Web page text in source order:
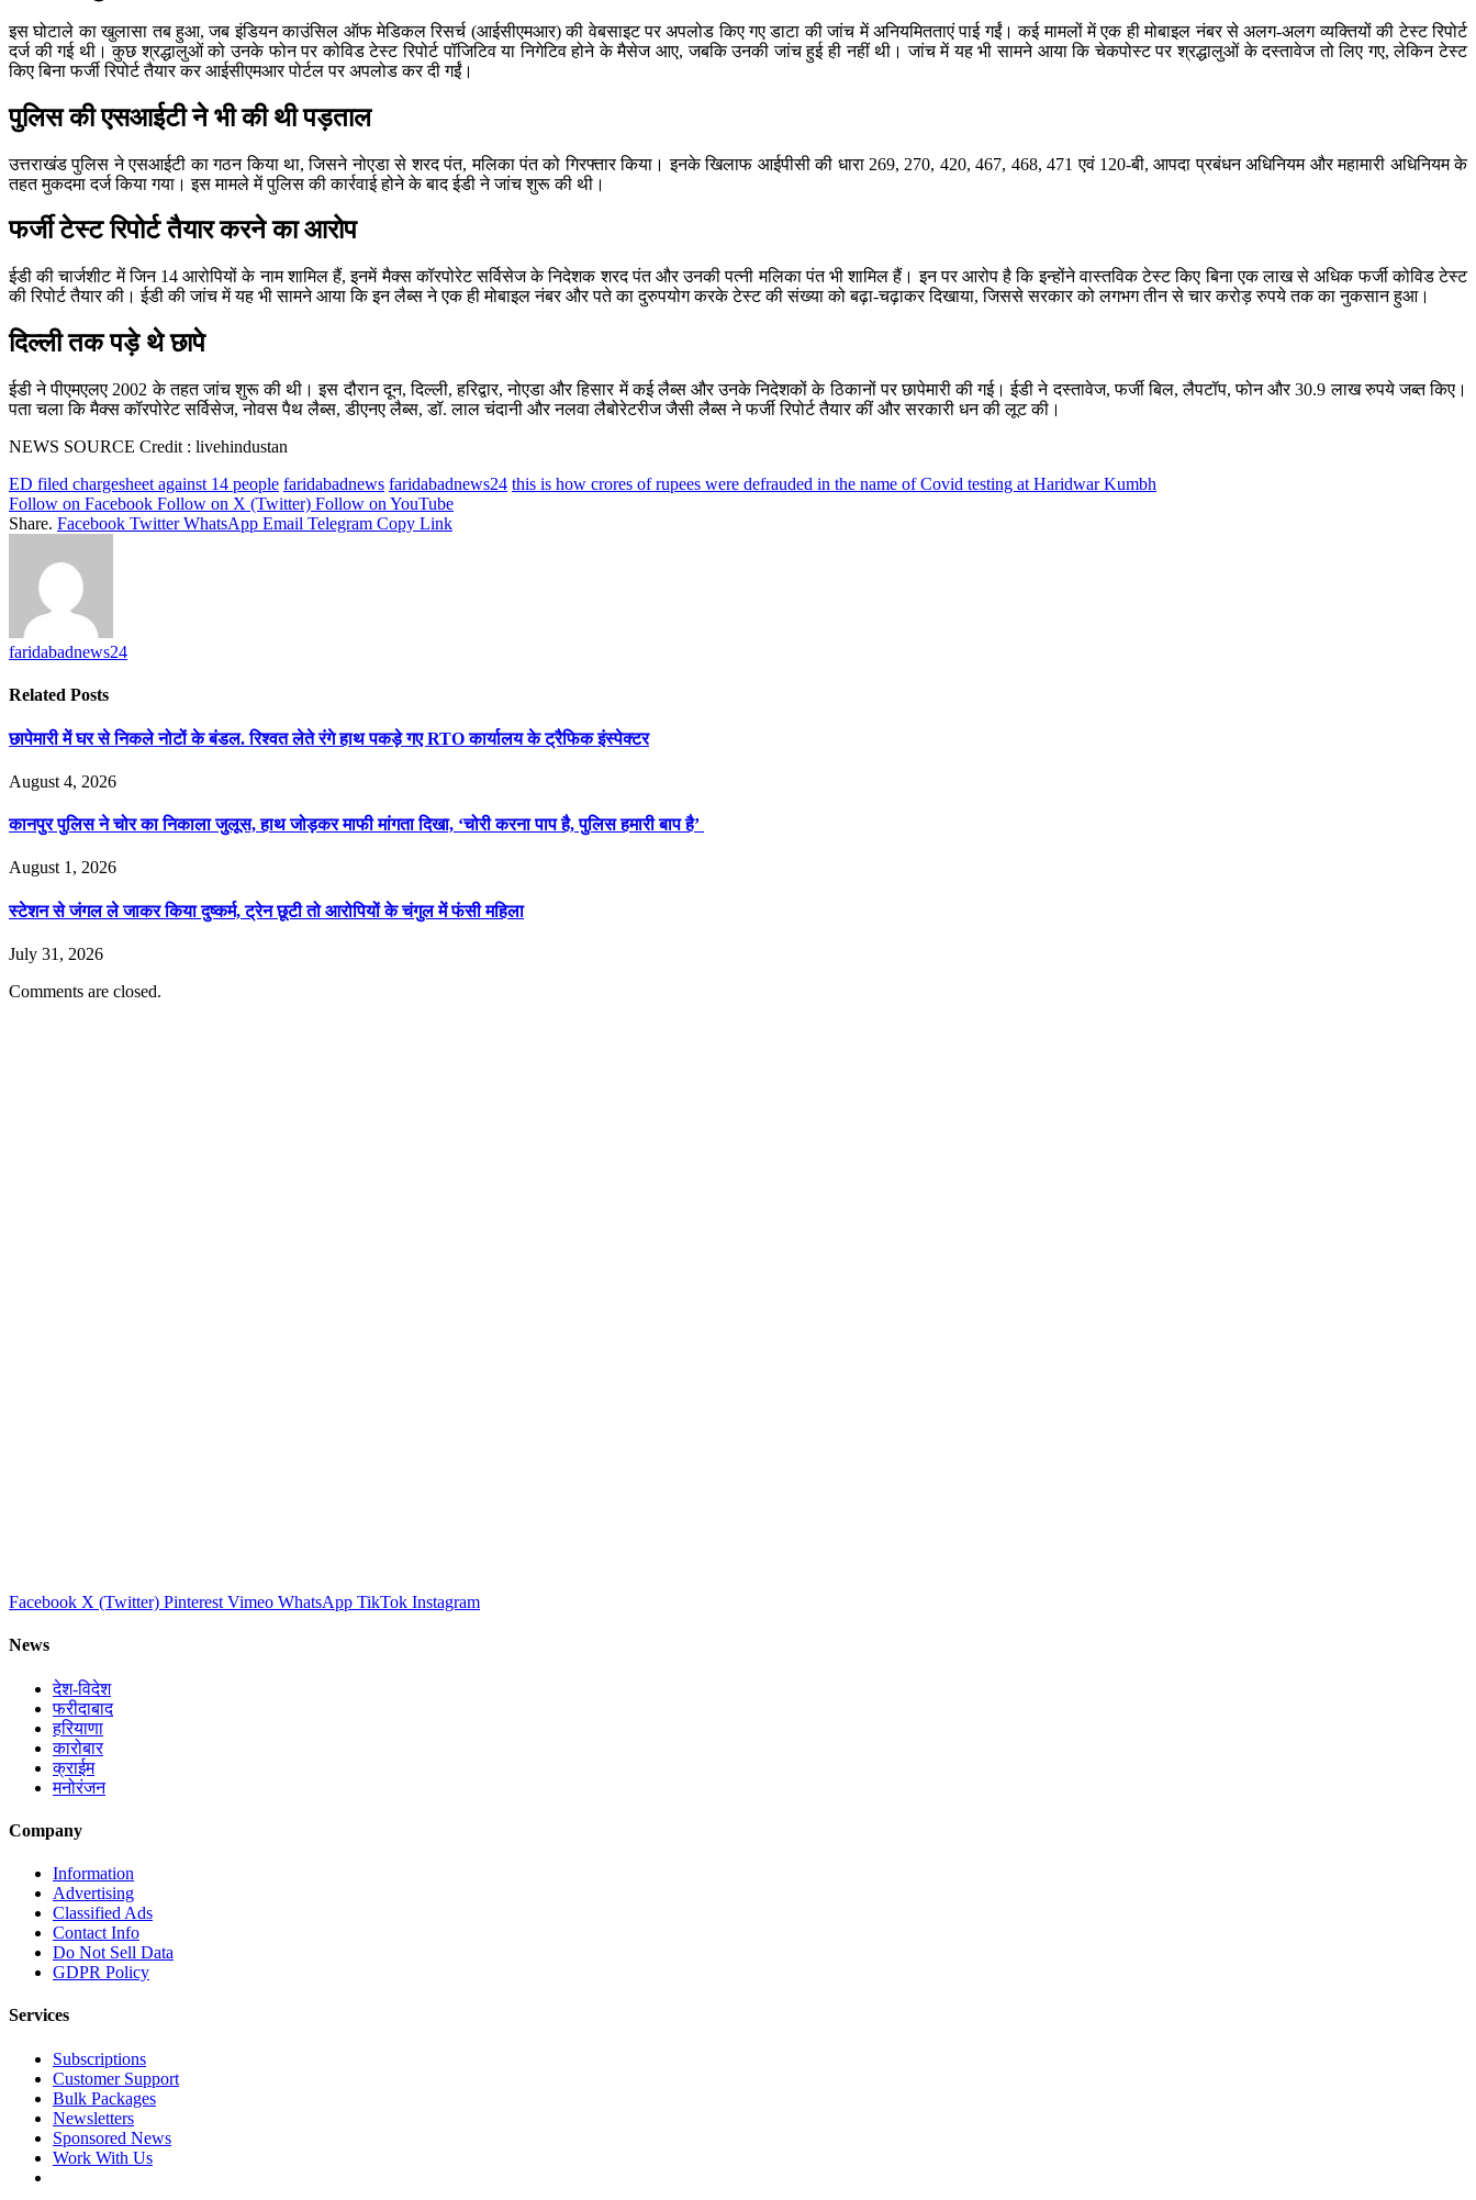
इस घोटाले का खुलासा तब हुआ, जब इंडियन काउंसिल ऑफ मेडिकल रिसर्च (आईसीएमआर) की वेबसाइट पर अपलोड किए गए डाटा की जांच में अनियमितताएं पाई गईं। कई मामलों में एक ही मोबाइल नंबर से अलग-अलग व्यक्तियों की टेस्ट रिपोर्ट
दर्ज की गई थी। कुछ श्रद्धालुओं को उनके फोन पर कोविड टेस्ट रिपोर्ट पॉजिटिव या निगेटिव होने के मैसेज आए, जबकि उनकी जांच हुई ही नहीं थी। जांच में यह भी सामने आया कि चेकपोस्ट पर श्रद्धालुओं के दस्तावेज तो लिए गए, लेकिन टेस्ट
किए बिना फर्जी रिपोर्ट तैयार कर आईसीएमआर पोर्टल पर अपलोड कर दी गईं।
पुलिस की एसआईटी ने भी की थी पड़ताल
उत्तराखंड पुलिस ने एसआईटी का गठन किया था, जिसने नोएडा से शरद पंत, मलिका पंत को गिरफ्तार किया। इनके खिलाफ आईपीसी की धारा 269, 270, 420, 467, 468, 471 एवं 120-बी, आपदा प्रबंधन अधिनियम और महामारी अधिनियम के
तहत मुकदमा दर्ज किया गया। इस मामले में पुलिस की कार्रवाई होने के बाद ईडी ने जांच शुरू की थी।
फर्जी टेस्ट रिपोर्ट तैयार करने का आरोप
ईडी की चार्जशीट में जिन 14 आरोपियों के नाम शामिल हैं, इनमें मैक्स कॉरपोरेट सर्विसेज के निदेशक शरद पंत और उनकी पत्नी मलिका पंत भी शामिल हैं। इन पर आरोप है कि इन्होंने वास्तविक टेस्ट किए बिना एक लाख से अधिक फर्जी कोविड टेस्ट
की रिपोर्ट तैयार की। ईडी की जांच में यह भी सामने आया कि इन लैब्स ने एक ही मोबाइल नंबर और पते का दुरुपयोग करके टेस्ट की संख्या को बढ़ा-चढ़ाकर दिखाया, जिससे सरकार को लगभग तीन से चार करोड़ रुपये तक का नुकसान हुआ।
दिल्ली तक पड़े थे छापे
ईडी ने पीएमएलए 2002 के तहत जांच शुरू की थी। इस दौरान दून, दिल्ली, हरिद्वार, नोएडा और हिसार में कई लैब्स और उनके निदेशकों के ठिकानों पर छापेमारी की गई। ईडी ने दस्तावेज, फर्जी बिल, लैपटॉप, फोन और 30.9 लाख रुपये जब्त किए।
पता चला कि मैक्स कॉरपोरेट सर्विसेज, नोवस पैथ लैब्स, डीएनए लैब्स, डॉ. लाल चंदानी और नलवा लैबोरेटरीज जैसी लैब्स ने फर्जी रिपोर्ट तैयार कीं और सरकारी धन की लूट की।
NEWS SOURCE Credit : livehindustan
ED filed chargesheet against 14 people faridabadnews faridabadnews24 this is how crores of rupees were defrauded in the name of Covid testing at Haridwar Kumbh
Follow on Facebook Follow on X (Twitter) Follow on YouTube
Share. Facebook Twitter WhatsApp Email Telegram Copy Link
faridabadnews24
Related Posts
छापेमारी में घर से निकले नोटों के बंडल. रिश्वत लेते रंगे हाथ पकड़े गए RTO कार्यालय के ट्रैफिक इंस्पेक्टर
August 4, 2026
कानपुर पुलिस ने चोर का निकाला जुलूस, हाथ जोड़कर माफी मांगता दिखा, ‘चोरी करना पाप है, पुलिस हमारी बाप है’ ​
August 1, 2026
स्टेशन से जंगल ले जाकर किया दुष्कर्म, ट्रेन छूटी तो आरोपियों के चंगुल में फंसी महिला
July 31, 2026
Comments are closed.
Facebook X (Twitter) Pinterest Vimeo WhatsApp TikTok Instagram
News
देश-विदेश
फरीदाबाद
हरियाणा
कारोबार
क्राईम
मनोरंजन
Company
Information
Advertising
Classified Ads
Contact Info
Do Not Sell Data
GDPR Policy
Services
Subscriptions
Customer Support
Bulk Packages
Newsletters
Sponsored News
Work With Us